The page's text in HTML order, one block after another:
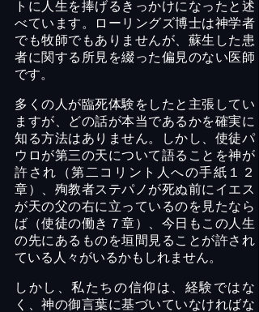
トに人生を捧げるきっかけになったと述
べています。ローリングズ博士は神学者
でも牧師でもありませんが、蘇生した患
者に関する所見を綴った偏見のない医師
です。
多くの人が臨死体験をしたと主張してい
ますが、どの話が本当であるかを確実に
知る方法はありません。しかし、使徒パ
ウロが第三の天について語ることを神が
許され（第二コリント人への手紙１２
章）、殉教者ステパノが死ぬ前にイエス
が天の父の右に立っているのを見たなら
ば（使徒の働き７章）、今日もこの人生
の先にあるものを垣間見ることが許され
ている人々がいるかもしれません。
しかし、私たちの信仰は、経験ではな
く、神の御言葉に基づいていなければな